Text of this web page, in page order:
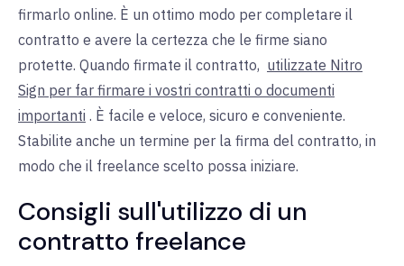
firmarlo online. È un ottimo modo per completare il
contratto e avere la certezza che le firme siano
protette. Quando firmate il contratto, utilizzate Nitro
Sign per far firmare i vostri contratti o documenti
importanti . È facile e veloce, sicuro e conveniente.
Stabilite anche un termine per la firma del contratto, in
modo che il freelance scelto possa iniziare.
Consigli sull'utilizzo di un
contratto freelance